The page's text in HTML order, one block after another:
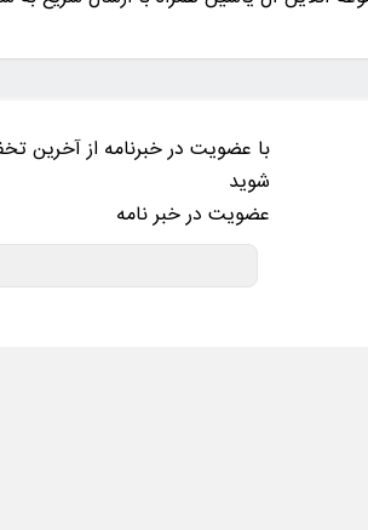
با عضویت در خبرنامه از آخرین
شوید
عضویت در خبر نامه